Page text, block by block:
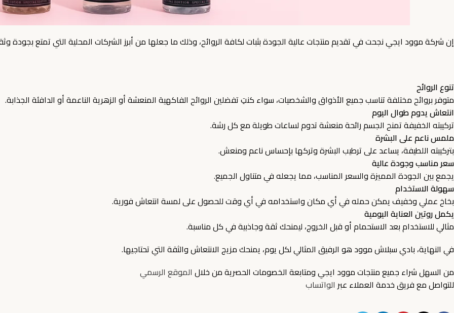
إن شركة موود ايجي نجحت في تقديم منتجات عالية الجودة بثبات لكافة الروائح، وذلك ما جعلها من أبرز الشركات المحلية التي تمتع بجودة
تنوع الروائح
متوفر بروائح مختلفة تناسب جميع الأذواق والشخصيات، سواء كنتِ تفضلين الروائح الفاكهية المنعشة أو الزهرية الناعمة أو الدافئة الجذابة.
انتعاش يدوم طوال اليوم
تركيبته الخفيفة تمنح الجسم رائحة منعشة تدوم لساعات طويلة مع كل رشة.
ملمس ناعم على البشرة
بتركيبته اللطيفة، يساعد على ترطيب البشرة وتركها بإحساس ناعم ومنعش.
سعر مناسب وجودة عالية
يجمع بين الجودة المميزة والسعر المناسب، مما يجعله في متناول الجميع.
سهولة الاستخدام
بخاخ عملي وخفيف يمكن حمله في أي مكان واستخدامه في أي وقت للحصول على لمسة انتعاش فورية.
يكمل روتين العناية اليومية
مثالي للاستخدام بعد الاستحمام أو قبل الخروج، ليمنحك ثقة وجاذبية في كل مناسبة.
في النهاية، بادي سبلاش موود هو الرفيق المثالي لكل يوم، يمنحك مزيج الانتعاش والثقة التي تحتاجيها.
من السهل شراء جميع منتجات موود ايجي ومتابعة الخصومات الحصرية من خلال الموقع الرسمي
للتواصل مع فريق خدمة العملاء عبر الواتساب